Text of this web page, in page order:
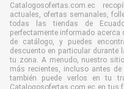
Catalogosofertas.com.ec
actuales, ofertas semanales,
todas las tiendas de
perfectamente informado
de catálogo, y puedes
descuento en particular durante
tu zona. A menudo, nuestro
más recientes, incluso antes
también puede verlos en tu
Catalogosofertas.com.ec en tus